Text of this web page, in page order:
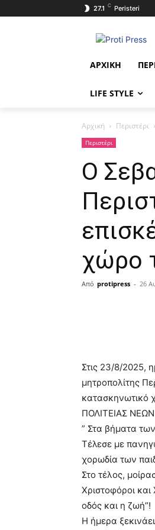
27.1 C Peristeri
ΑΡΧΙΚΉ
LIFE STYLE
Αρχική Περιστέρι
Περιστέρι
Ο
χώρο
Από protipress - 26
Στις 23/8/2025,
μητροπολίτης
κατασκηνωτικό
ΠΟΛΙΤΕΙΑΣ ΝΕΩΝ
” Στα βήματα
Τέλεσε με
χορωδία των
Στο τέλος,
Χριστοφόροι και
οδός και η ζωή”!
Η ήμερα